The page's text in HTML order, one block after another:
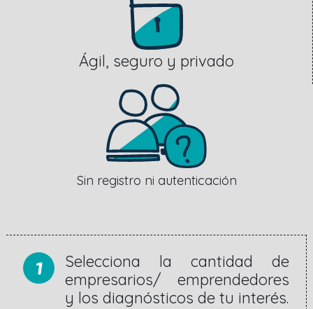
Ágil, seguro y privado
Sin registro ni autenticación
1
Selecciona la cantidad de
empresarios/ emprendedores
y los diagnósticos de tu interés.